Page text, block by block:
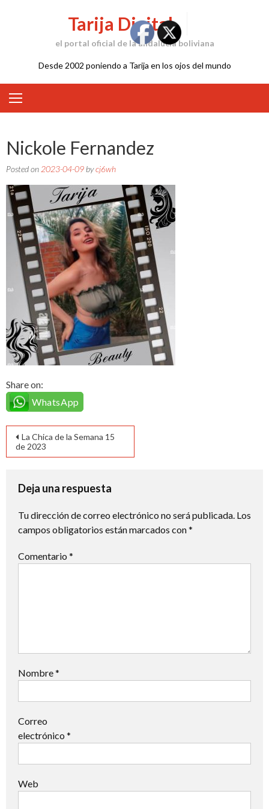
Tarija Digital
el portal oficial de la andalucía boliviana
Desde 2002 poniendo a Tarija en los ojos del mundo
Nickole Fernandez
Posted on 2023-04-09 bycj6wh
Share on:
WhatsApp
Navegación
de
entradas
La Chica de la Semana 15
de 2023
Deja una respuesta
Tu dirección de correo electrónico no será publicada. Los
campos obligatorios están marcados con*
Comentario *
Nombre*
Correo
electrónico *
Web